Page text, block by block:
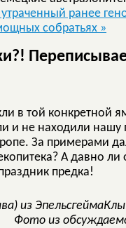
ранее
собратьях »
в той конкретной
и не находили
За примерами
А давно
предка!
Фото из